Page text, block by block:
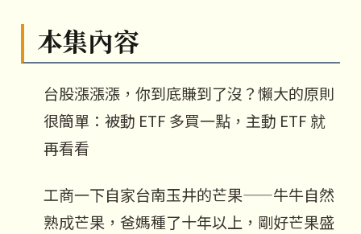
本集內容
台股漲漲漲，你到底賺到了沒？懶大的原則
很簡單：被動 ETF 多買一點，主動 ETF 就
再看看
工商一下自家台南玉井的芒果——牛牛自然
熟成芒果，爸媽種了十年以上，剛好芒果盛